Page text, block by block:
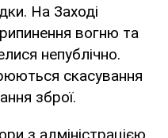
На Заході
вогню та
непублічно.
скасування
зброї.
з адміністрацією